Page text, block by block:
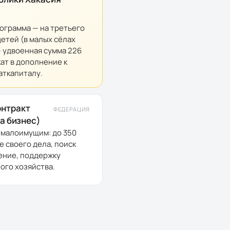
— на третьего
(в малых сёлах
сумма 226
в дополнение к
ФЕДЕРАЦИЯ
бизнес)
до 350
своего дела, поиск
поддержку
хозяйства.